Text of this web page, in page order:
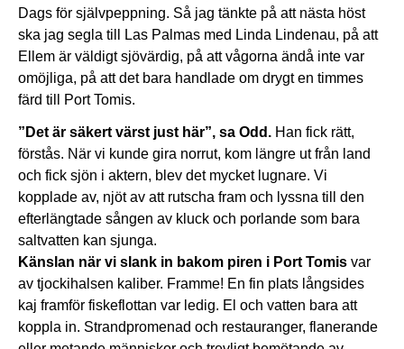
Dags för självpeppning. Så jag tänkte på att nästa höst
ska jag segla till Las Palmas med Linda Lindenau, på att
Ellem är väldigt sjövärdig, på att vågorna ändå inte var
omöjliga, på att det bara handlade om drygt en timmes
färd till Port Tomis.
”Det är säkert värst just här”, sa Odd. Han fick rätt,
förstås. När vi kunde gira norrut, kom längre ut från land
och fick sjön i aktern, blev det mycket lugnare. Vi
kopplade av, njöt av att rutscha fram och lyssna till den
efterlängtade sången av kluck och porlande som bara
saltvatten kan sjunga.
Känslan när vi slank in bakom piren i Port Tomis var
av tjockihalsen kaliber. Framme! En fin plats långsides
kaj framför fiskeflottan var ledig. El och vatten bara att
koppla in. Strandpromenad och restauranger, flanerande